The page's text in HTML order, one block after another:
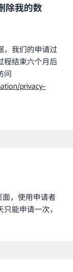
除我的数
，我们的申请过
程结束六个月后
问
privacy-
面，使用申请者
能申请一次，